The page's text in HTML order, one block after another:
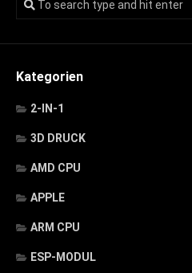
Kategorien
2-IN-1
3D DRUCK
AMD CPU
APPLE
ARM CPU
ESP-MODUL